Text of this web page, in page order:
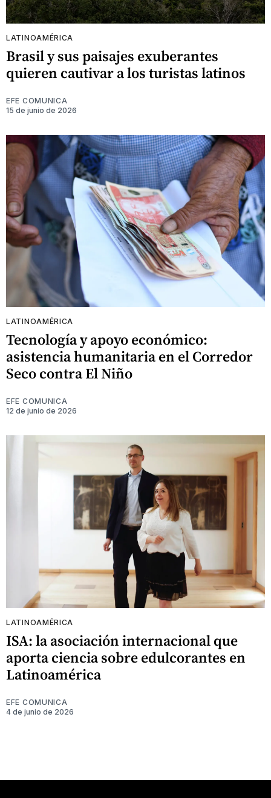
LATINOAMÉRICA
Brasil y sus paisajes exuberantes
quieren cautivar a los turistas latinos
EFE COMUNICA
15 de junio de 2026
LATINOAMÉRICA
Tecnología y apoyo económico:
asistencia humanitaria en el Corredor
Seco contra El Niño
EFE COMUNICA
12 de junio de 2026
LATINOAMÉRICA
ISA: la asociación internacional que
aporta ciencia sobre edulcorantes en
Latinoamérica
EFE COMUNICA
4 de junio de 2026